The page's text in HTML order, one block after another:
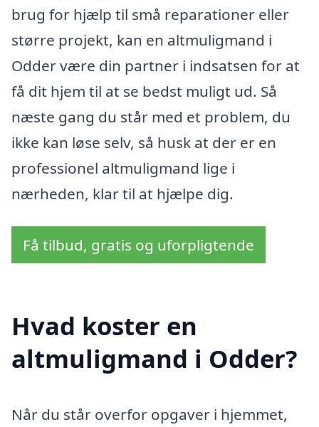
brug for hjælp til små reparationer eller
større projekt, kan en altmuligmand i
Odder være din partner i indsatsen for at
få dit hjem til at se bedst muligt ud. Så
næste gang du står med et problem, du
ikke kan løse selv, så husk at der er en
professionel altmuligmand lige i
nærheden, klar til at hjælpe dig.
Få tilbud, gratis og uforpligtende
Hvad koster en
altmuligmand i Odder?
Når du står overfor opgaver i hjemmet,